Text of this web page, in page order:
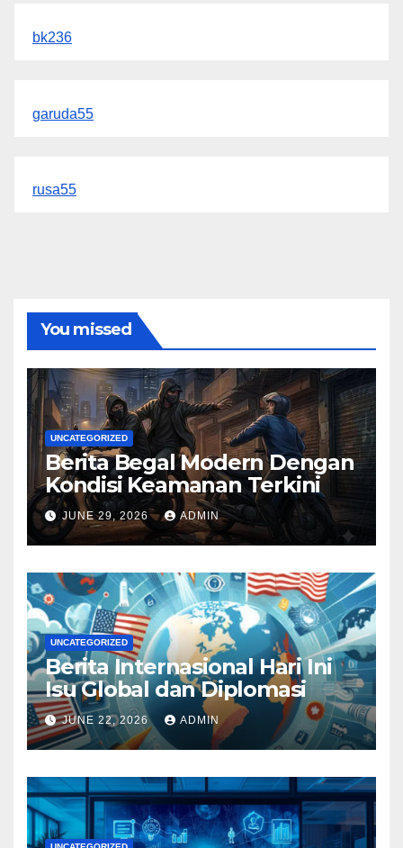
bk236
garuda55
rusa55
You missed
UNCATEGORIZED
Berita Begal Modern Dengan
Kondisi Keamanan Terkini
JUNE 29, 2026 ADMIN
UNCATEGORIZED
Berita Internasional Hari Ini
Isu Global dan Diplomasi
JUNE 22, 2026 ADMIN